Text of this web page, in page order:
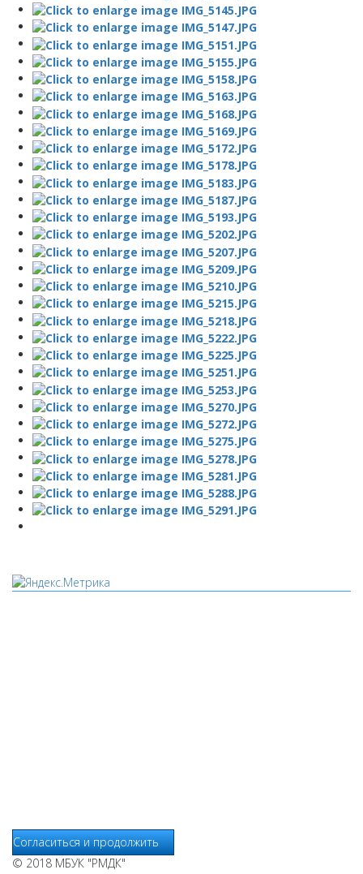
Согласиться и продолжить
© 2018 МБУК "РМДК"